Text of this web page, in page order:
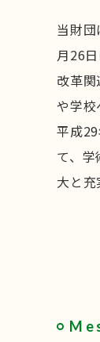
当財
月26
改革
や学校
平成
て、
大と充